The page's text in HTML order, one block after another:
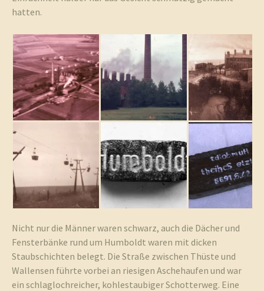
und
hatten.
Nicht nur die Männer waren schwarz, auch die Dächer und
Fensterbänke rund um Humboldt waren mit dicken
Staubschichten belegt. Die Straße zwischen Thüste und
Wallensen führte vorbei an riesigen Aschehaufen und war
ein schlaglochreicher, kohlestaubiger Schotterweg. Eine